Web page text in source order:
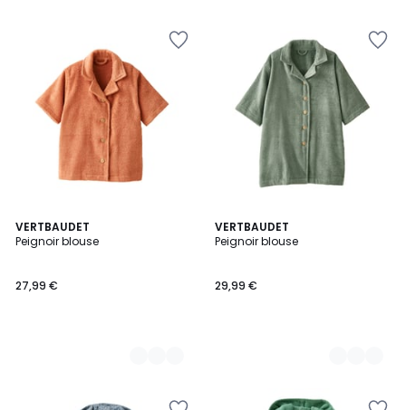
VERTBAUDET
Peignoir blouse
27,99 €
3
Couleurs
VERTBAUDET
Peignoir blouse
29,99 €
2
Couleurs